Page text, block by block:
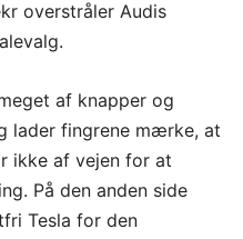
overstråler Audis
af knapper og
lader fingrene mærke, at
ikke af vejen for at
På den anden side
Tesla for den